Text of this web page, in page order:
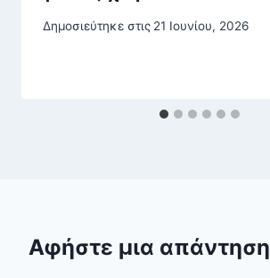
Δημοσιεύτηκε στις 21 Ιουνίου, 2026
Αφήστε μια απάντηση